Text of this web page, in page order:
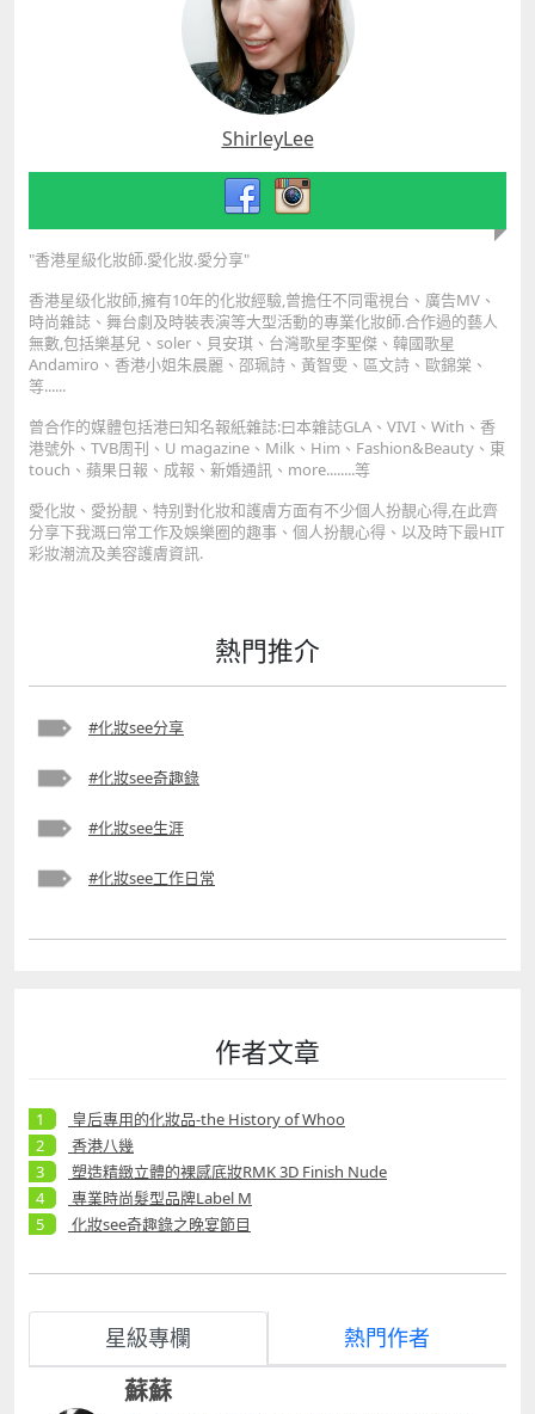
ShirleyLee
"香港星級化妝師.愛化妝.愛分享"
香港星级化妝師,擁有10年的化妝經驗,曾擔任不同電視台、廣告MV、
時尚雜誌、舞台劇及時裝表演等大型活動的專業化妝師.合作過的藝人
無數,包括樂基兒、soler、貝安琪、台灣歌星李聖傑、韓國歌星
Andamiro、香港小姐朱晨麗、邵珮詩、黃智雯、區文詩、歐錦棠、
等......
曾合作的媒體包括港曰知名報紙雜誌:曰本雜誌GLA、VIVI、With、香
港號外、TVB周刊、U magazine、Milk、Him、Fashion&Beauty、東
touch、蘋果日報、成報、新婚通訊、more........等
愛化妝、愛扮靚、特别對化妝和護膚方面有不少個人扮靚心得,在此齊
分享下我溉曰常工作及娛樂圈的趣事、個人扮靚心得、以及時下最HIT
彩妝潮流及美容護膚資訊.
熱門推介
#化妝see分享
#化妝see奇趣錄
#化妝see生涯
#化妝see工作日常
作者文章
皇后專用的化妝品-the History of Whoo
香港八幾
塑造精緻立體的裸感底妝RMK 3D Finish Nude
專業時尚髮型品牌Label M
化妝see奇趣錄之晚宴節目
星級專欄 熱門作者
蘇蘇